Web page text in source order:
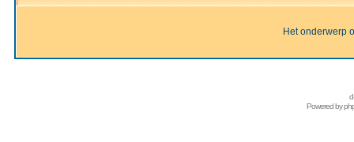
Het onderwerp
Powered by